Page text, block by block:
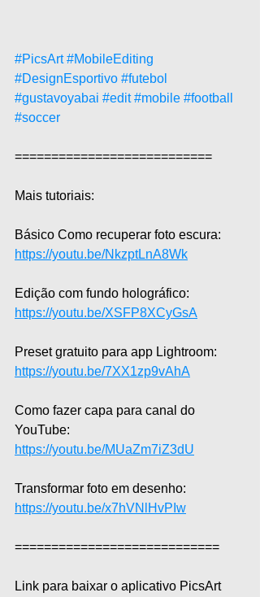
#PicsArt #MobileEditing
#DesignEsportivo #futebol
#gustavoyabai #edit #mobile #football
#soccer
===========================
Mais tutoriais:
Básico Como recuperar foto escura:
https://youtu.be/NkzptLnA8Wk
Edição com fundo holográfico:
https://youtu.be/XSFP8XCyGsA
Preset gratuito para app Lightroom:
https://youtu.be/7XX1zp9vAhA
Como fazer capa para canal do
YouTube:
https://youtu.be/MUaZm7iZ3dU
Transformar foto em desenho:
https://youtu.be/x7hVNlHvPIw
============================
Link para baixar o aplicativo PicsArt